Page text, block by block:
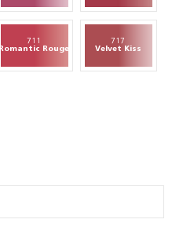
711
Romantic Rouge
717
Velvet Kiss